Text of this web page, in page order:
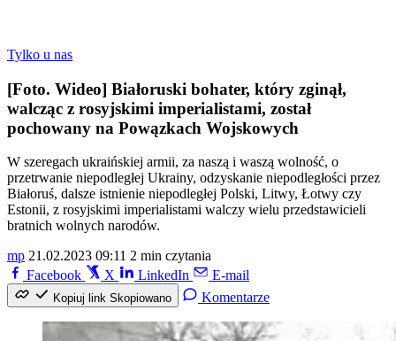
Tylko u nas
[Foto. Wideo] Białoruski bohater, który zginął,
walcząc z rosyjskimi imperialistami, został
pochowany na Powązkach Wojskowych
W szeregach ukraińskiej armii, za naszą i waszą wolność, o
przetrwanie niepodległej Ukrainy, odzyskanie niepodległości przez
Białoruś, dalsze istnienie niepodległej Polski, Litwy, Łotwy czy
Estonii, z rosyjskimi imperialistami walczy wielu przedstawicieli
bratnich wolnych narodów.
mp 21.02.2023 09:11 2 min czytania
Facebook
X LinkedIn E-mail
Kopiuj link Skopiowano Komentarze